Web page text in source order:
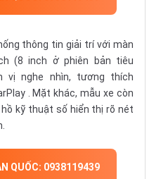
thông tin giải trí với màn
(8 inch ở phiên bản tiêu
vị nghe nhìn, tương thích
. Mặt khác, mẫu xe còn
kỹ thuật số hiển thị rõ nét
QUỐC: 0938119439